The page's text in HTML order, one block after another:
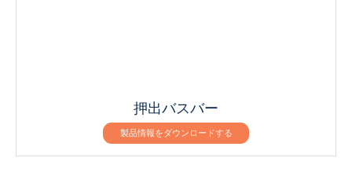
押出バスバー
製品情報をダウンロードする